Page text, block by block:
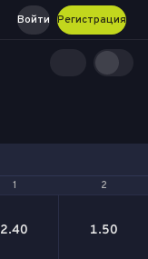
Регистрация
Войти
1 2
1 2
2.40 1.50